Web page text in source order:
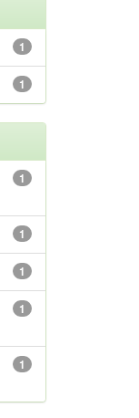
1
1
1
1
1
1
1